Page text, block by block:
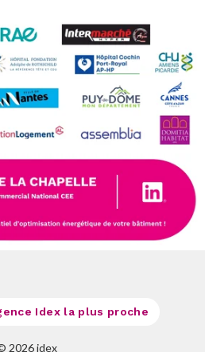
Idex la plus proche
2026 idex